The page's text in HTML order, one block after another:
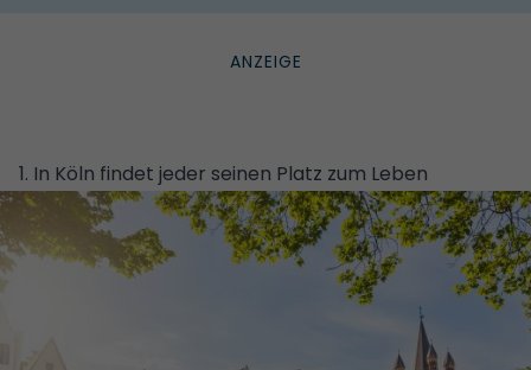
1. In Köln findet jeder seinen Platz zum Leben